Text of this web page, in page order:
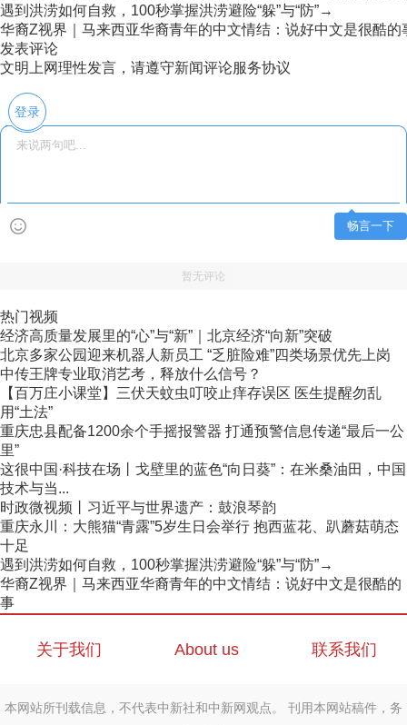
遇到洪涝如何自救，100秒掌握洪涝避险“躲”与“防”→
华裔Z视界｜马来西亚华裔青年的中文情结：说好中文是很酷的
发表评论
文明上网理性发言，请遵守新闻评论服务协议
登录
畅言一下
暂无评论
热门视频
经济高质量发展里的“心”与“新”｜北京经济“向新”突破
北京多家公园迎来机器人新员工 “乏脏险难”四类场景优先上岗
中传王牌专业取消艺考，释放什么信号？
【百万庄小课堂】三伏天蚊虫叮咬止痒存误区 医生提醒勿乱
用“土法”
重庆忠县配备1200余个手摇报警器 打通预警信息传递“最后一公
里”
这很中国·科技在场丨戈壁里的蓝色“向日葵”：在米桑油田，中国
技术与当...
时政微视频丨习近平与世界遗产：鼓浪琴韵
重庆永川：大熊猫“青露”5岁生日会举行 抱西蓝花、趴蘑菇萌态
十足
遇到洪涝如何自救，100秒掌握洪涝避险“躲”与“防”→
华裔Z视界｜马来西亚华裔青年的中文情结：说好中文是很酷的
事
关于我们 About us 联系我们
本网站所刊载信息，不代表中新社和中新网观点。 刊用本网站稿件，务